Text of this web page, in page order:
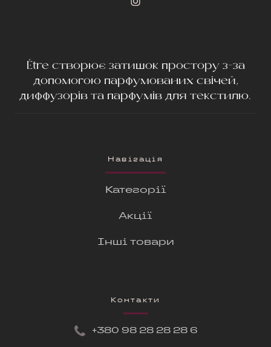
Étre створює затишок простору з-за
допомогою парфумованих свічей,
диффузорів та парфумів для текстилю.
Навігація
Категорії
Акції
Інші товари
Контакти
+380 98 28 28 28 6